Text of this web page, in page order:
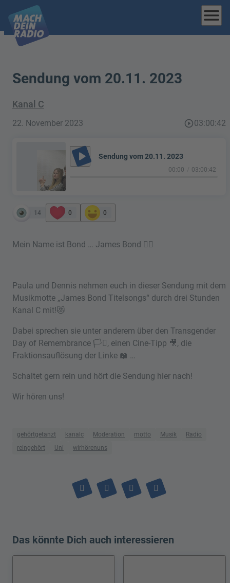
menu
Sendung vom 20.11. 2023
Kanal C
22. November 2023 play_circle_outline03:00:42
play_arrow Sendung vom 20.11. 2023
00:00 03:00:42
14 0 0
Mein Name ist Bond … James Bond 🤵‍♂️
Paula und Dennis nehmen euch in dieser Sendung mit dem
Musikmotte „James Bond Titelsongs“ durch drei Stunden
Kanal C mit!😻
Dabei sprechen sie unter anderem über den Transgender
Day of Remembrance 🏳️‍⚧️, einen Cine-Tipp 🎥, die
Fraktionsauflösung der Linke 📖 …
Schaltet gern rein und hört die Sendung hier nach!
Wir hören uns!
gehörtgetanzt kanalc Moderation motto Musik
Radio
reingehört
Uni wirhörenuns
Das könnte Dich auch interessieren